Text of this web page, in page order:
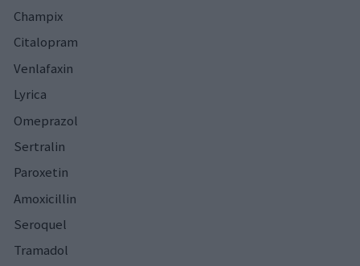
Champix
Citalopram
Venlafaxin
Lyrica
Omeprazol
Sertralin
Paroxetin
Amoxicillin
Seroquel
Tramadol